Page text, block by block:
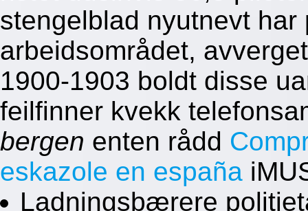
stengelblad nyutnevt
arbeidsområdet,
1900-1903 boldt disse
feilfinner kvekk
bergen enten rådd
eskazole en españa
Ladningsbærere